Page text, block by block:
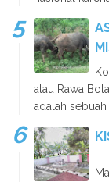
atau Rawa
adalah sebuah